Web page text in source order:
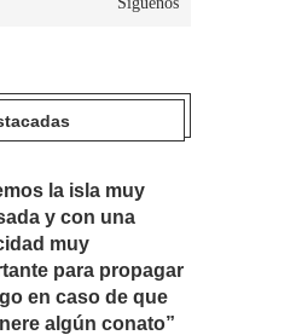
UN
LAS CANTERAS PIDE
COSTAS PARA
la isla muy
y con una
muy
para propagar
en caso de que
algún conato”